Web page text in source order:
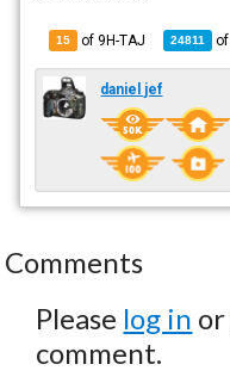
15 of 9H-TAJ 24811 of
daniel jef
Comments
Please log in or
comment.